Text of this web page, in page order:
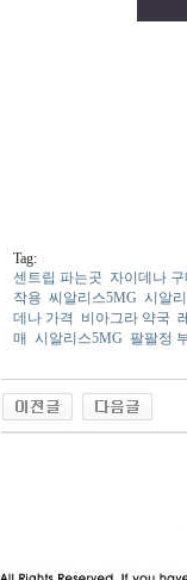
Tag:
센트립 파는곳 자이데나
작용 씨알리스5MG 시알
데나 가격
비아그라 약국
매 시알리스5MG 팔팔정